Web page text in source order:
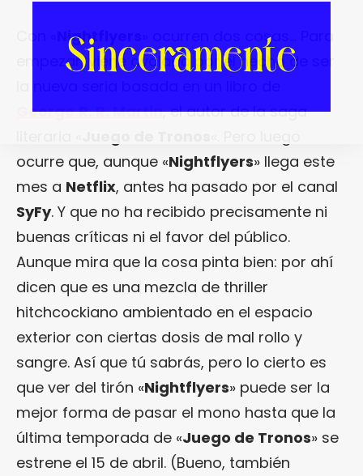
Nightflyers
» ocurren dos cosas… Para
empezar, viene avalada por el hecho de ser
George R. R. Martin, el autor de la saga
ocurre que, aunque «Nightflyers» llega este
mes a Netflix, antes ha pasado por el canal
SyFy. Y que no ha recibido precisamente ni
buenas críticas ni el favor del público.
Aunque mira que la cosa pinta bien: por ahí
dicen que es una mezcla de thriller
hitchcockiano ambientado en el espacio
exterior con ciertas dosis de mal rollo y
sangre. Así que tú sabrás, pero lo cierto es
que ver del tirón «Nightflyers» puede ser la
mejor forma de pasar el mono hasta que la
última temporada de «Juego de Tronos» se
estrene el 15 de abril. (Bueno, también